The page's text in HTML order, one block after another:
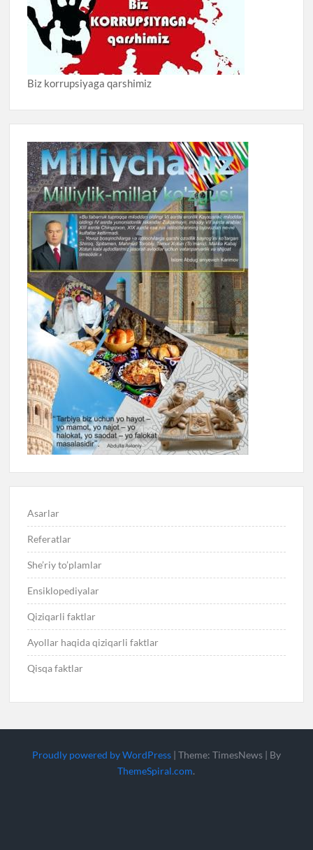
Biz korrupsiyaga qarshimiz
Asarlar
Referatlar
She’riy to’plamlar
Ensiklopediyalar
Qiziqarli faktlar
Ayollar haqida qiziqarli faktlar
Qisqa faktlar
Proudly powered by WordPress | Theme: TimesNews | By
ThemeSpiral.com.